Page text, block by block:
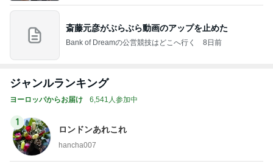
斎藤元彦がぶらぶら動画のアップを止めた
Bank of Dreamの公営競技はどこへ行く 8日前
ジャンルランキング
ヨーロッパからお届け 6,541人参加中
1
ロンドンあれこれ
hancha007